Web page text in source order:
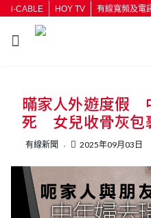
i-CABLE HOY TV 有線寬頻及電
按輸入
暪家人外遊度假
死 女兒收骨灰包
有線新聞 2025年09月03日